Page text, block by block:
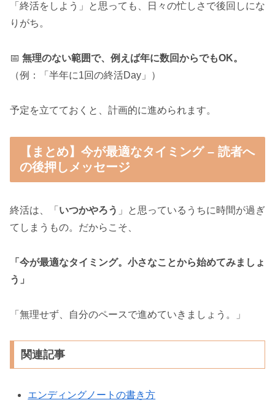
「終活をしよう」と思っても、日々の忙しさで後回しにな
りがち。
📅 無理のない範囲で、例えば年に数回からでもOK。
（例：「半年に1回の終活Day」）
予定を立てておくと、計画的に進められます。
【まとめ】今が最適なタイミング – 読者へ
の後押しメッセージ
終活は、「 いつかやろう 」と思っているうちに時間が過ぎ
てしまうもの。だからこそ、
「今が最適なタイミング。小さなことから始めてみましょ
う」
「無理せず、自分のペースで進めていきましょう。」
関連記事
エンディングノートの書き方